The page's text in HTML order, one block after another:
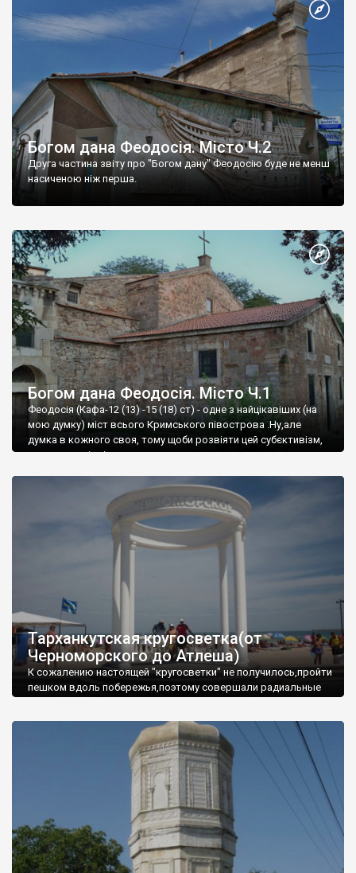
Богом дана Феодосія. Місто Ч.2
Друга частина звіту про "Богом дану" Феодосію буде не менш
насиченою ніж перша.
Богом дана Феодосія. Місто Ч.1
Феодосія (Кафа-12 (13) -15 (18) ст) - одне з найцікавіших (на
мою думку) міст всього Кримського півострова .Ну,але
думка в кожного своя, тому щоби розвіяти цей субєктивізм,
запрошую відвідати це
Тарханкутская кругосветка(от
Черноморского до Атлеша)
К сожалению настоящей "кругосветки" не получилось,пройти
пешком вдоль побережья,поэтому совершали радиальные